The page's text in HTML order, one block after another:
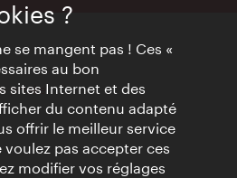
privée
?
se mangent pas ! Ces «
au bon
sites Internet et des
du contenu adapté
offrir le meilleur service
voulez pas accepter ces
modifier vos réglages